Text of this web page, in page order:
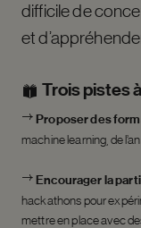
difficile de
et
Trois pistes
Proposer des
machine learning, de
Encourager la
hackathons pour
mettre en place avec